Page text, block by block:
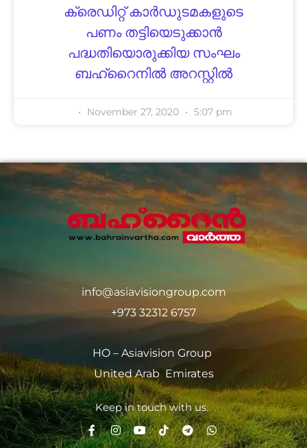
ക്രെഡിറ്റ് കാര്‍ഡുടമകളുടെ
പണം തട്ടിയെടുക്കാന്‍
പദ്ധതിയൊരുക്കിയ സംഘം
ബഹ്‌റൈനില്‍ അറസ്റ്റില്‍
November 27, 2020 5:07 pm
info@asiavisiongroup.com
+973 32312 6757
HO – Asiavision Group
United Arab Emirates
Keep in touch with us.